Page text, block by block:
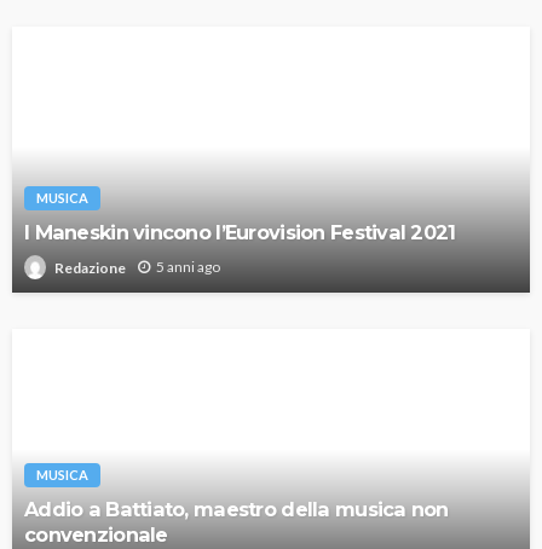
MUSICA
I Maneskin vincono l’Eurovision Festival 2021
Redazione 5 anni ago
MUSICA
Addio a Battiato, maestro della musica non
convenzionale